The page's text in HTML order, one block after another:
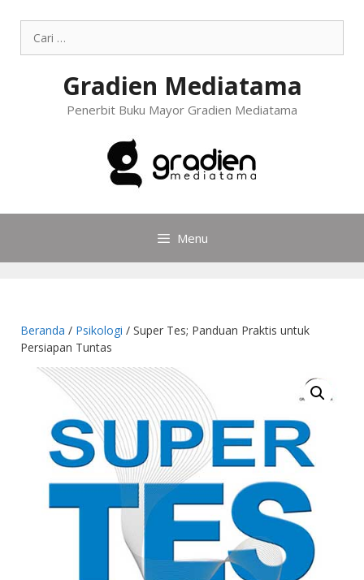
Gradien Mediatama
Penerbit Buku Mayor Gradien Mediatama
Menu
Beranda / Psikologi / Super Tes; Panduan Praktis untuk
Persiapan Tuntas